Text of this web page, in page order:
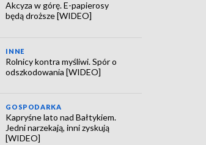
Akcyza w górę. E-papierosy
będą droższe [WIDEO]
INNE
Rolnicy kontra myśliwi. Spór o
odszkodowania [WIDEO]
GOSPODARKA
Kapryśne lato nad Bałtykiem.
Jedni narzekają, inni zyskują
[WIDEO]